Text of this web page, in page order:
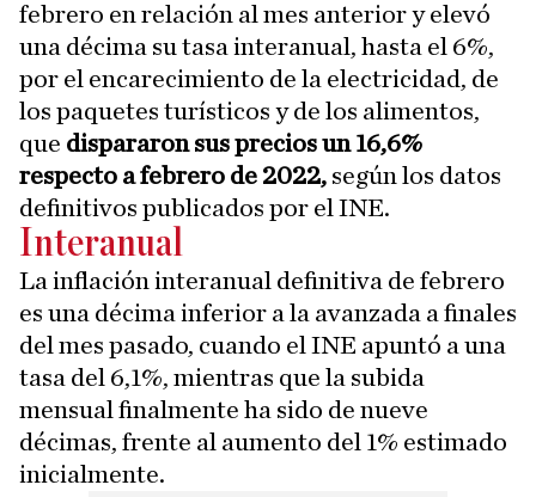
febrero en relación al mes anterior y elevó
una décima su tasa interanual, hasta el 6%,
por el encarecimiento de la electricidad, de
los paquetes turísticos y de los alimentos,
que dispararon sus precios un 16,6%
respecto a febrero de 2022, según los datos
definitivos publicados por el INE.
Interanual
La inflación interanual definitiva de febrero
es una décima inferior a la avanzada a finales
del mes pasado, cuando el INE apuntó a una
tasa del 6,1%, mientras que la subida
mensual finalmente ha sido de nueve
décimas, frente al aumento del 1% estimado
inicialmente.